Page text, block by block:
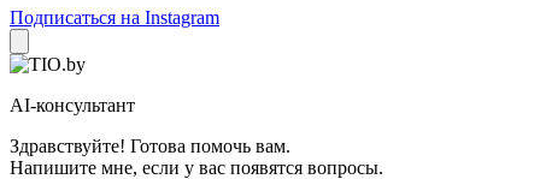
Подписаться на Instagram
AI-консультант
Здравствуйте! Готова помочь вам.
Напишите мне, если у вас появятся вопросы.